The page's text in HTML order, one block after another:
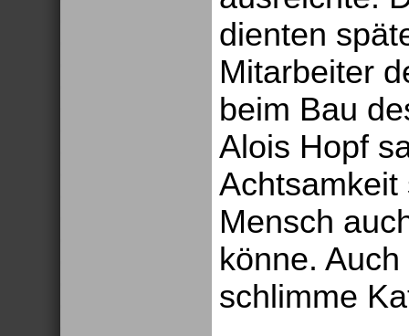
dienten
Mitarbeiter
beim Bau
Alois Hopf
Achtsamkeit
Mensch
könne.
schlimme